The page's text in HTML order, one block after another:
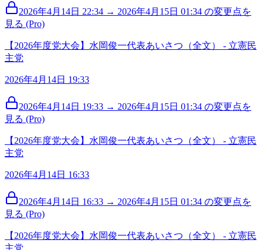
2026年4月14日 22:34 → 2026年4月15日 01:34 の変更点を
見る (Pro)
【2026年度党大会】水岡俊一代表あいさつ（全文） - 立憲民
主党
2026年4月14日 19:33
2026年4月14日 19:33 → 2026年4月15日 01:34 の変更点を
見る (Pro)
【2026年度党大会】水岡俊一代表あいさつ（全文） - 立憲民
主党
2026年4月14日 16:33
2026年4月14日 16:33 → 2026年4月15日 01:34 の変更点を
見る (Pro)
【2026年度党大会】水岡俊一代表あいさつ（全文） - 立憲民
主党